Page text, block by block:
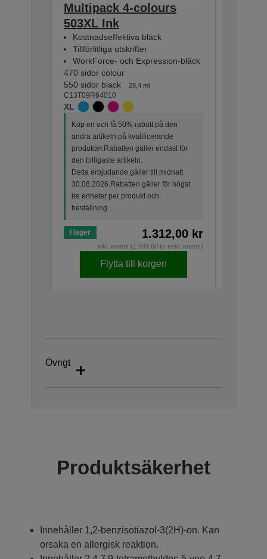
Multipack 4-colours
503XL Ink
Kostnadseffektiva bläck
Tillförlitliga utskrifter
WorkForce- och Expression-bläck
470 sidor colour
550 sidor black
28,4 ml
C13T09R64010
XL
Köp en och få 50% rabatt på den
andra artikeln på kvalificerande
produkter.Rabatten gäller endast för
den billigaste artikeln.
Detta erbjudande gäller till midnatt
30.08.2026.Rabatten gäller för högst
tre enheter per produkt och
beställning.
I lager 1.312,00 kr
inkl. moms (1.049,60 kr exkl. moms)
Flytta till korgen
Övrigt
Produktsäkerhet
Innehåller 1,2-benzisotiazol-3(2H)-on. Kan
orsaka en allergisk reaktion.